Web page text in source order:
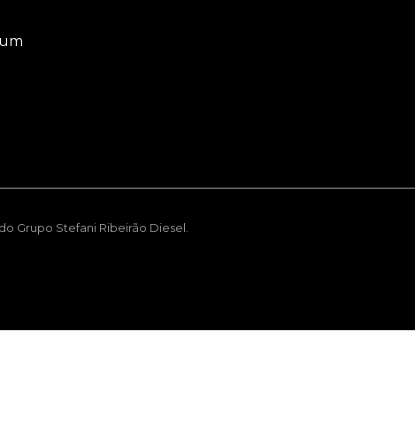
Grupo Stefani Ribeirão Diesel.